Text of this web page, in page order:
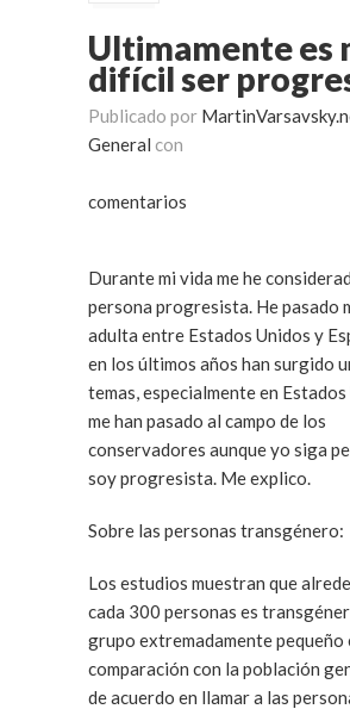
Ultimamente es
difícil ser
Publicado por
General con
comentarios
Durante mi vida me he
persona progresista. He pasado
adulta entre Estados Unidos y
en los últimos años han surgido
temas, especialmente en
me han pasado al campo de los
conservadores aunque yo siga
soy progresista. Me explico.
Sobre las personas transgénero:
Los estudios muestran que
cada 300 personas es
grupo extremadamente pequeño
comparación con la población
de acuerdo en llamar a las